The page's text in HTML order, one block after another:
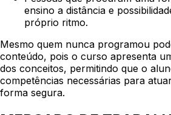
ensino a distância e
próprio ritmo.
Mesmo quem nunca programou
conteúdo, pois o curso apresenta
dos conceitos, permitindo que o
competências necessárias para
forma segura.